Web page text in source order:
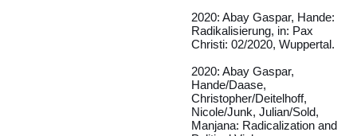
2020: Abay Gaspar, Hande:
Radikalisierung, in: Pax
Christi: 02/2020, Wuppertal.
2020: Abay Gaspar,
Hande/Daase,
Christopher/Deitelhoff,
Nicole/Junk, Julian/Sold,
Manjana: Radicalization and